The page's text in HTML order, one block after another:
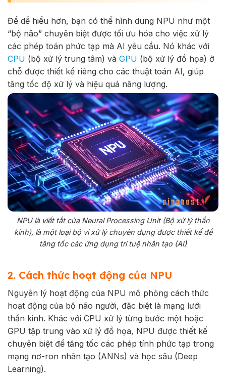
Để dễ hiểu hơn, bạn có thể hình dung NPU như một
“bộ não” chuyên biệt được tối ưu hóa cho việc xử lý
các phép toán phức tạp mà AI yêu cầu. Nó khác với
CPU (bộ xử lý trung tâm) và GPU (bộ xử lý đồ họa) ở
chỗ được thiết kế riêng cho các thuật toán AI, giúp
tăng tốc độ xử lý và hiệu quả năng lượng.
NPU là viết tắt của Neural Processing Unit (Bộ xử lý thần
kinh), là một loại bộ vi xử lý chuyên dụng được thiết kế để
tăng tốc các ứng dụng trí tuệ nhân tạo (AI)
2. Cách thức hoạt động của NPU
Nguyên lý hoạt động của NPU mô phỏng cách thức
hoạt động của bộ não người, đặc biệt là mạng lưới
thần kinh. Khác với CPU xử lý từng bước một hoặc
GPU tập trung vào xử lý đồ họa, NPU được thiết kế
chuyên biệt để tăng tốc các phép tính phức tạp trong
mạng nơ-ron nhân tạo (ANNs) và học sâu (Deep
Learning).